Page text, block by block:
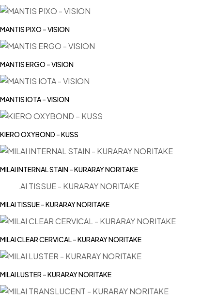
MANTIS PIXO – VISION
MANTIS ERGO – VISION
MANTIS IOTA – VISION
KIERO OXYBOND – KUSS
MILAI INTERNAL STAIN – KURARAY NORITAKE
MILAI TISSUE – KURARAY NORITAKE
MILAI CLEAR CERVICAL – KURARAY NORITAKE
MILAI LUSTER – KURARAY NORITAKE